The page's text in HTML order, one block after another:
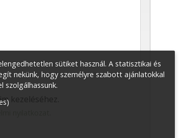
kezeléséhez.
sütiket használ. A statisztikai és
nekünk, hogy személyre szabott ajánlatokkal
szolgálhassunk.